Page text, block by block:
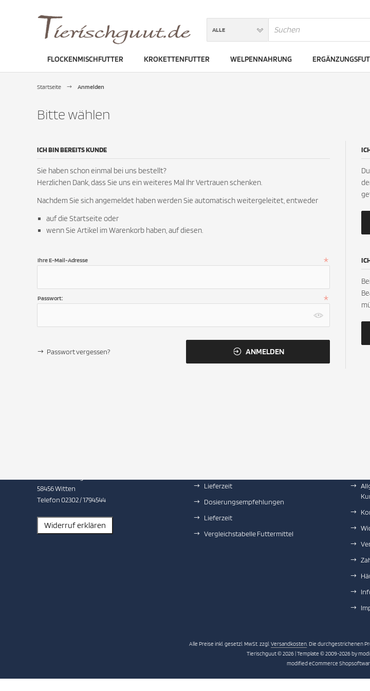
ALLE
FLOCKENMISCHFUTTER KROKETTENFUTTER WELPENNAHRUNG
Startseite Anmelden
Bitte wählen
ICH BIN BEREITS KUNDE
Sie haben schon einmal bei uns bestellt?
Herzlichen Dank, dass Sie uns ein weiteres Mal Ihr Vertrauen schenken.
Nachdem Sie sich angemeldet haben werden Sie automatisch weitergeleitet, entweder
auf die Startseite oder
wenn Sie Artikel im Warenkorb haben, auf diesen.
Ihre E-Mail-Adresse
Passwort:
Passwort vergessen? ANMELDEN
58456 Witten
Telefon 02302 / 1794544
Lieferzeit
Dosierungsempfehlungen
Lieferzeit
Vergleichstabelle Futtermittel
Alle Preise inkl. gesetzl. MwSt. zzgl.Versandkosten. Die durchgestrichenen
Tierischguut © 2026 | Template © 2009-2026 by
modified eCommerce